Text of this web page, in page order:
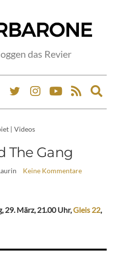
das Revier
| Videos
The Gang
Keine Kommentare
29. März, 21.00 Uhr,Gleis 22,